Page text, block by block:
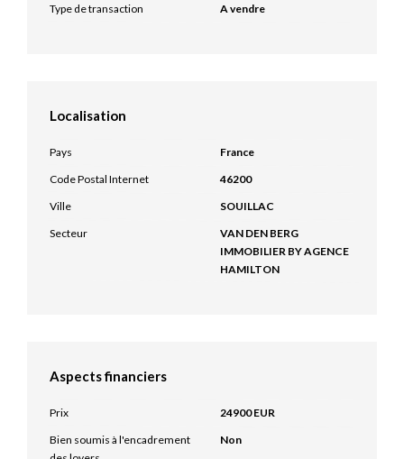
Type de transaction
A vendre
Localisation
Pays
France
Code Postal Internet
46200
Ville
SOUILLAC
Secteur
VAN DEN BERG
IMMOBILIER BY AGENCE
HAMILTON
Aspects financiers
Prix
24900 EUR
Bien soumis à l'encadrement
Non